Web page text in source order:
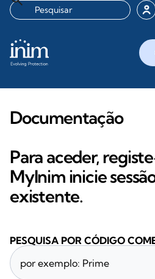
Documentação
Para aceder,
MyInim inicie
existente.
PESQUISA POR CÓDIGO